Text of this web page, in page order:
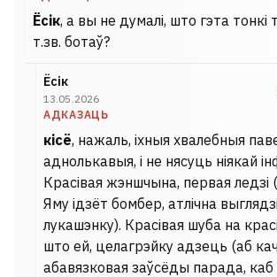
Ёсік, а вы не думалі, што гэта тонкі
т.зв. ботаў?
Ёсік
13.05.2026
АДКАЗАЦЬ
кісё, нажаль, іхныя хвалебныя
аднолькавыя, і не нясуць ніякай
Красівая жэншчына, первая ледзі
Яму ідзёт бомбер, атлічна
лукашэнку). Красівая шуба на
што ей, целагрэйку адзець (аб
абавязковая заўсёды парада, каб